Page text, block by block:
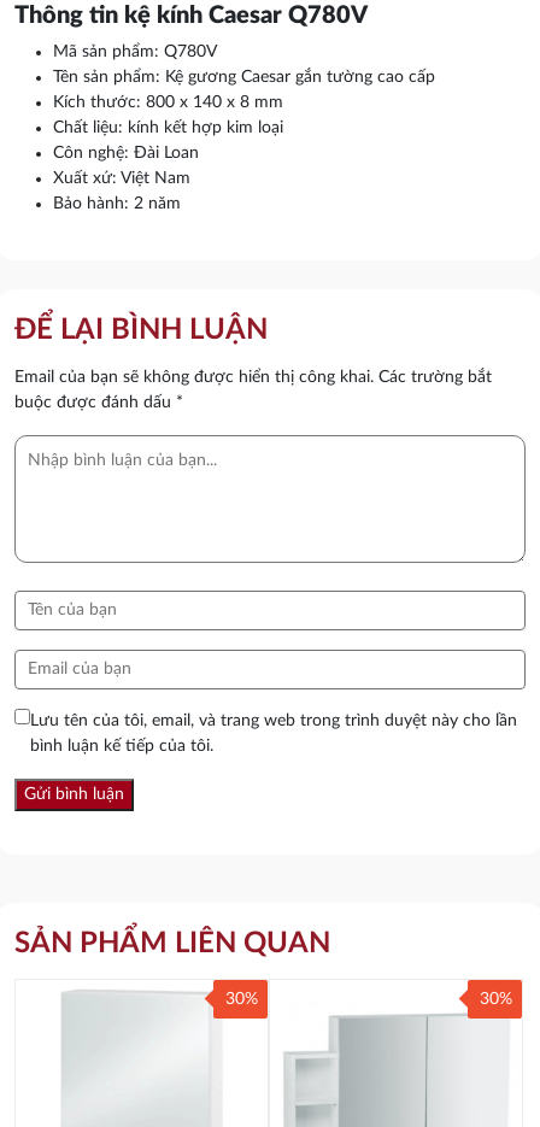
Thông tin kệ kính Caesar Q780V
Mã sản phẩm: Q780V
Tên sản phẩm: Kệ gương Caesar gắn tường cao cấp
Kích thước: 800 x 140 x 8 mm
Chất liệu: kính kết hợp kim loại
Côn nghệ: Đài Loan
Xuất xứ: Việt Nam
Bảo hành: 2 năm
ĐỂ LẠI BÌNH LUẬN
Email của bạn sẽ không được hiển thị công khai. Các trường bắt
buộc được đánh dấu *
Lưu tên của tôi, email, và trang web trong trình duyệt này cho lần
bình luận kế tiếp của tôi.
SẢN PHẨM LIÊN QUAN
30% 30%